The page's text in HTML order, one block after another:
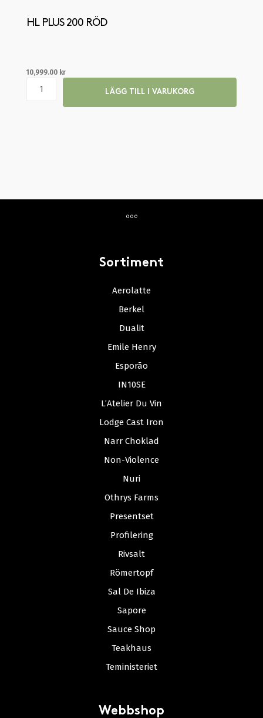
HL PLUS 200 RÖD
10,999.00 kr
LÄGG TILL I VARUKORG
Sortiment
Aerolatte
Berkel
Dualit
Emile Henry
Esporão
IN10SE
L’Atelier Du Vin
Lodge Cast Iron
Narr Choklad
Non-Violence
Nuri
Othrys Farms
Presentset
Profilering
Rivsalt
Römertopf
Sal De Ibiza
Sapore
Sauce Shop
Teakhaus
Teministeriet
Webbshop